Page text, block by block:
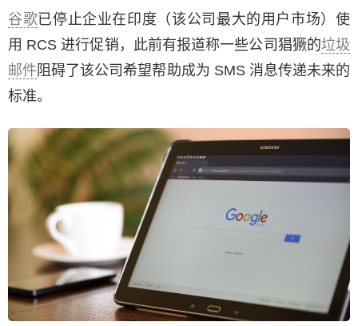
谷歌已停止企业在印度（该公司最大的用户市场）使
用 RCS 进行促销，此前有报道称一些公司猖獗的垃圾
邮件 阻碍了该公司希望帮助成为 SMS 消息传递未来的
标准。